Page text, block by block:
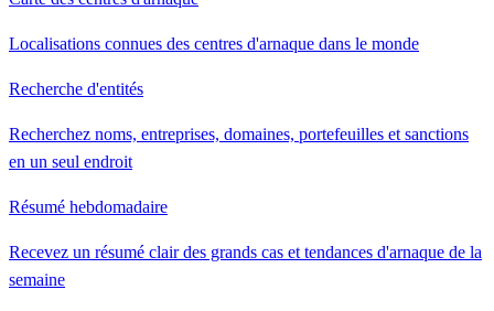
Localisations connues des centres d'arnaque dans le monde
Recherche d'entités
Recherchez noms, entreprises, domaines, portefeuilles et sanctions
en un seul endroit
Résumé hebdomadaire
Recevez un résumé clair des grands cas et tendances d'arnaque de la
semaine